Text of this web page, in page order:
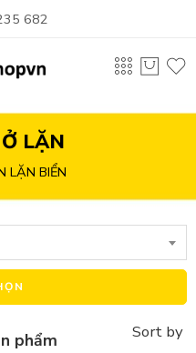
682
LẶN
LẶN BIỂN
phẩm Sort by